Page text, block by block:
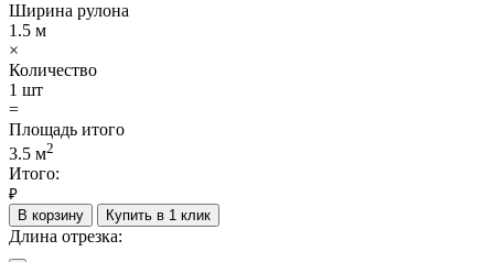
Ширина рулона
1.5 м
×
Количество
1 шт
=
Площадь итого
3.5 м2
Итого:
₽
В корзину
Купить в 1 клик
Длина отрезка: